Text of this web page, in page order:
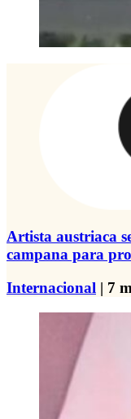
Artista austriaca
campana para
Internacional | 7